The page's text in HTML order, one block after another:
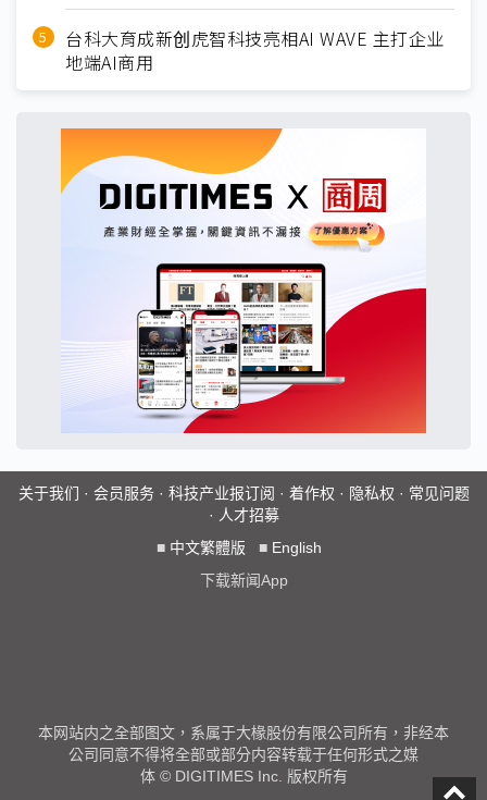
台科大育成新创虎智科技亮相AI WAVE 主打企业
地端AI商用
关于我们 · 会员服务· 科技产业报订阅 · 着作权 · 隐私权 · 常见问题
· 人才招募
■ 中文繁體版 ■ English
下载新闻App
本网站内之全部图文，系属于大椽股份有限公司所有，非经本
公司同意不得将全部或部分内容转载于任何形式之媒
体 © DIGITIMES Inc. 版权所有